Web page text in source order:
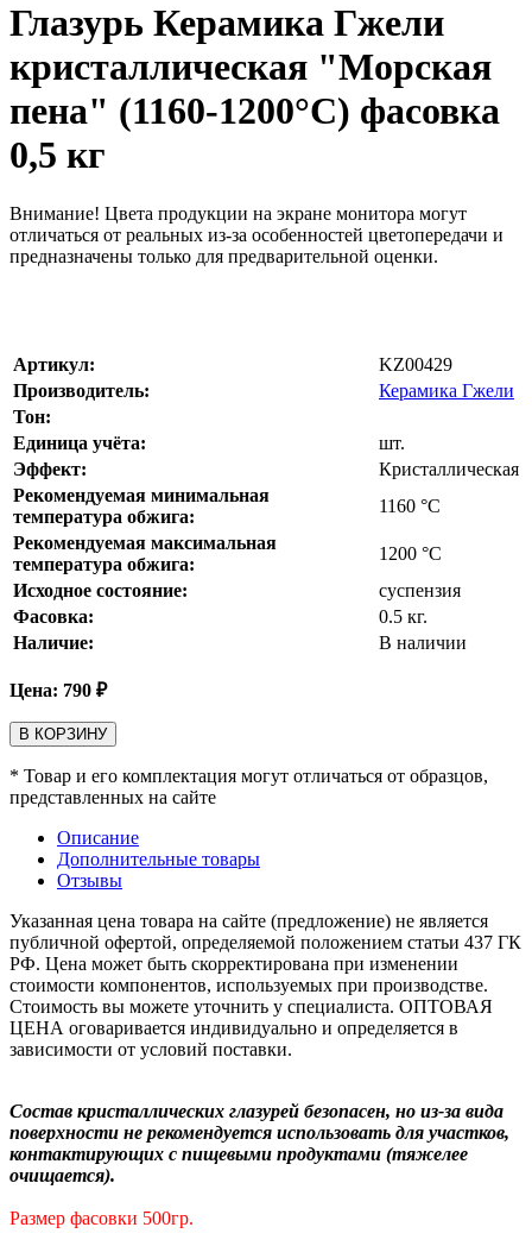
Глазурь Керамика Гжели
кристаллическая "Морская
пена" (1160-1200°С) фасовка
0,5 кг
Внимание! Цвета продукции на экране монитора могут
отличаться от реальных из-за особенностей цветопередачи и
предназначены только для предварительной оценки.
Артикул:
KZ00429
Производитель:
Керамика Гжели
Тон:
Единица учёта:
шт.
Эффект:
Кристаллическая
Рекомендуемая минимальная
температура обжига:
1160 °С
Рекомендуемая максимальная
температура обжига:
1200 °С
Исходное состояние:
суспензия
Фасовка:
0.5 кг.
Наличие:
В наличии
Цена: 790 ₽
В КОРЗИНУ
* Товар и его комплектация могут отличаться от образцов,
представленных на сайте
Описание
Дополнительные товары
Отзывы
Указанная цена товара на сайте (предложение) не является
публичной офертой, определяемой положением статьи 437 ГК
РФ. Цена может быть скорректирована при изменении
стоимости компонентов, используемых при производстве.
Стоимость вы можете уточнить у специалиста. ОПТОВАЯ
ЦЕНА оговаривается индивидуально и определяется в
зависимости от условий поставки.
Состав кристаллических глазурей безопасен, но из-за вида
поверхности не рекомендуется использовать для участков,
контактирующих с пищевыми продуктами (тяжелее
очищается).
Размер фасовки 500гр.